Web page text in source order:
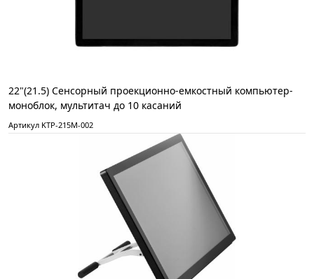
22"(21.5) Сенсорный проекционно-емкостный компьютер-
моноблок, мультитач до 10 касаний
Артикул KTP-215M-002